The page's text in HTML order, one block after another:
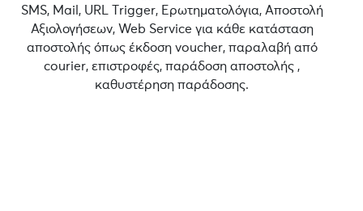
SMS, Mail, URL Τrigger, Ερωτηματολόγια, Αποστολή
Αξιολογήσεων, Web Service για κάθε κατάσταση
αποστολής όπως έκδοση voucher, παραλαβή από
courier, επιστροφές, παράδοση αποστολής ,
καθυστέρηση παράδοσης.